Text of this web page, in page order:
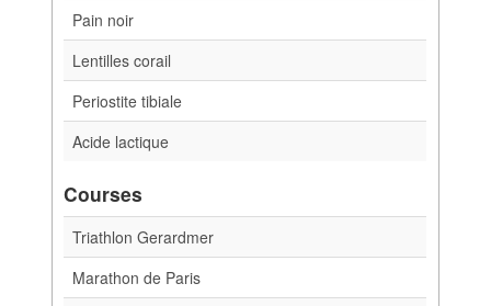
Pain noir
Lentilles corail
Periostite tibiale
Acide lactique
Courses
Triathlon Gerardmer
Marathon de Paris